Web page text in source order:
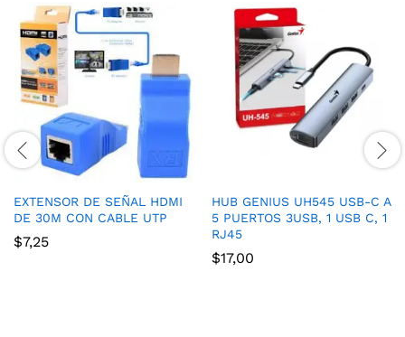
EXTENSOR DE SEÑAL HDMI
DE 30M CON CABLE UTP
$7,25
HUB GENIUS UH545 USB-C A
5 PUERTOS 3USB, 1 USB C, 1
RJ45
$17,00